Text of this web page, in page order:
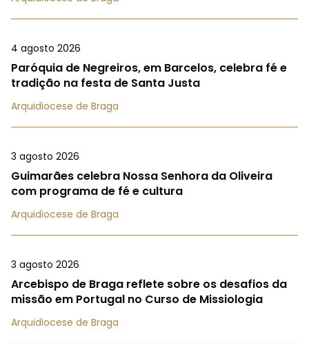
4 agosto 2026
Paróquia de Negreiros, em Barcelos, celebra fé e
tradição na festa de Santa Justa
Arquidiocese de Braga
3 agosto 2026
Guimarães celebra Nossa Senhora da Oliveira
com programa de fé e cultura
Arquidiocese de Braga
3 agosto 2026
Arcebispo de Braga reflete sobre os desafios da
missão em Portugal no Curso de Missiologia
Arquidiocese de Braga